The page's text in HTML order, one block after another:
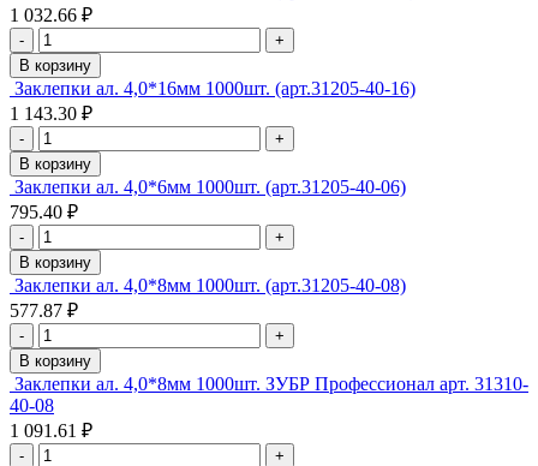
1 032.66 ₽
-
+
В корзину
Заклепки ал. 4,0*16мм 1000шт. (арт.31205-40-16)
1 143.30 ₽
-
+
В корзину
Заклепки ал. 4,0*6мм 1000шт. (арт.31205-40-06)
795.40 ₽
-
+
В корзину
Заклепки ал. 4,0*8мм 1000шт. (арт.31205-40-08)
577.87 ₽
-
+
В корзину
Заклепки ал. 4,0*8мм 1000шт. ЗУБР Профессионал арт. 31310-
40-08
1 091.61 ₽
-
+